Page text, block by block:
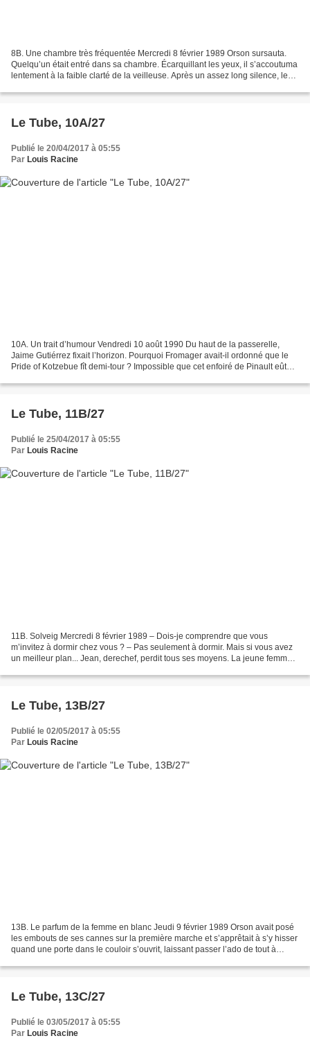
8B. Une chambre très fréquentée Mercredi 8 février 1989 Orson sursauta.
Quelqu’un était entré dans sa chambre. Écarquillant les yeux, il s’accoutuma
lentement à la faible clarté de la veilleuse. Après un assez long silence, le
Le Tube, 10A/27
Publié le 20/04/2017 à 05:55
Par Louis Racine
10A. Un trait d’humour Vendredi 10 août 1990 Du haut de la passerelle,
Jaime Gutiérrez fixait l’horizon. Pourquoi Fromager avait-il ordonné que le
Pride of Kotzebue fît demi-tour ? Impossible que cet enfoiré de Pinault eût
Le Tube, 11B/27
Publié le 25/04/2017 à 05:55
Par Louis Racine
11B. Solveig Mercredi 8 février 1989 – Dois-je comprendre que vous
m’invitez à dormir chez vous ? – Pas seulement à dormir. Mais si vous avez
un meilleur plan... Jean, derechef, perdit tous ses moyens. La jeune femme
Le Tube, 13B/27
Publié le 02/05/2017 à 05:55
Par Louis Racine
13B. Le parfum de la femme en blanc Jeudi 9 février 1989 Orson avait posé
les embouts de ses cannes sur la première marche et s’apprêtait à s’y hisser
quand une porte dans le couloir s’ouvrit, laissant passer l’ado de tout à
Le Tube, 13C/27
Publié le 03/05/2017 à 05:55
Par Louis Racine